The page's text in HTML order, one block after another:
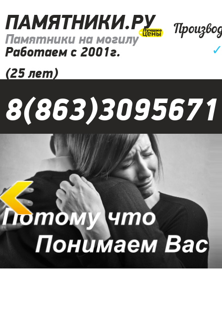
ПАМЯТНИКИ.РУ
Памятники на могилу
Работаем с 2001г.
(25 лет)
8(863)3095671